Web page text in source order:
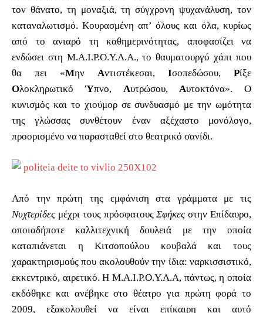
τον θάνατο, τη μοναξιά, τη σύγχρονη ψυχανάλυση, τον
καταναλωτισμό. Κουρασμένη απ’ όλους και όλα, κυρίως
από το ανιαρό τη καθημερινότητας, αποφασίζει να
ενδώσει στη Μ.Α.Ι.Ρ.Ο.Υ.Λ.Α., το θαυματουργό χάπι που
θα πει «Μην Αντιστέκεσαι, Ισοπεδώσου, Ρίξε
ΟλοκληρωτικόΎπνο, Λυτρώσου,Αυτοκτόνα». Ο
κυνισμός και το χιούμορ σε συνδυασμό με την ωμότητα
της γλώσσας συνθέτουν έναν αξέχαστο μονόλογο,
προορισμένο να παρασταθεί στο θεατρικό σανίδι.
Από την πρώτη της εμφάνιση στα γράμματα με τις
Νυχτερίδες μέχρι τους πρόσφατουςΣφήκες στην Επίδαυρο,
οποιαδήποτε καλλιτεχνική δουλειά με την οποία
καταπιάνεται η Κιτσοπούλου κουβαλά και τους
χαρακτηρισμούς που ακολουθούν την ίδια: ναρκισσιστικό,
εκκεντρικό, αιρετικό. Η Μ.Α.Ι.Ρ.Ο.Υ.Λ.Α, πάντως, η οποία
εκδόθηκε και ανέβηκε στο θέατρο για πρώτη φορά το
2009, εξακολουθεί να είναι επίκαιρη και αυτό